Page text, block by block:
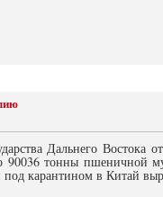
Дальнего Востока
90036 тонны
карантином в Китай